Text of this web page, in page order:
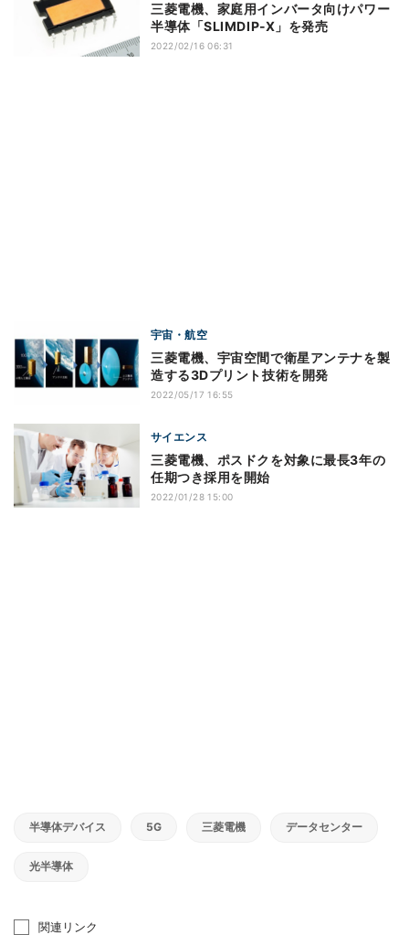
三菱電機、家庭用インバータ向けパワー
半導体「SLIMDIP-X」を発売
2022/02/16 06:31
宇宙・航空
三菱電機、宇宙空間で衛星アンテナを製
造する3Dプリント技術を開発
2022/05/17 16:55
サイエンス
三菱電機、ポスドクを対象に最長3年の
任期つき採用を開始
2022/01/28 15:00
半導体デバイス 5G 三菱電機 データセンター
光半導体
関連リンク